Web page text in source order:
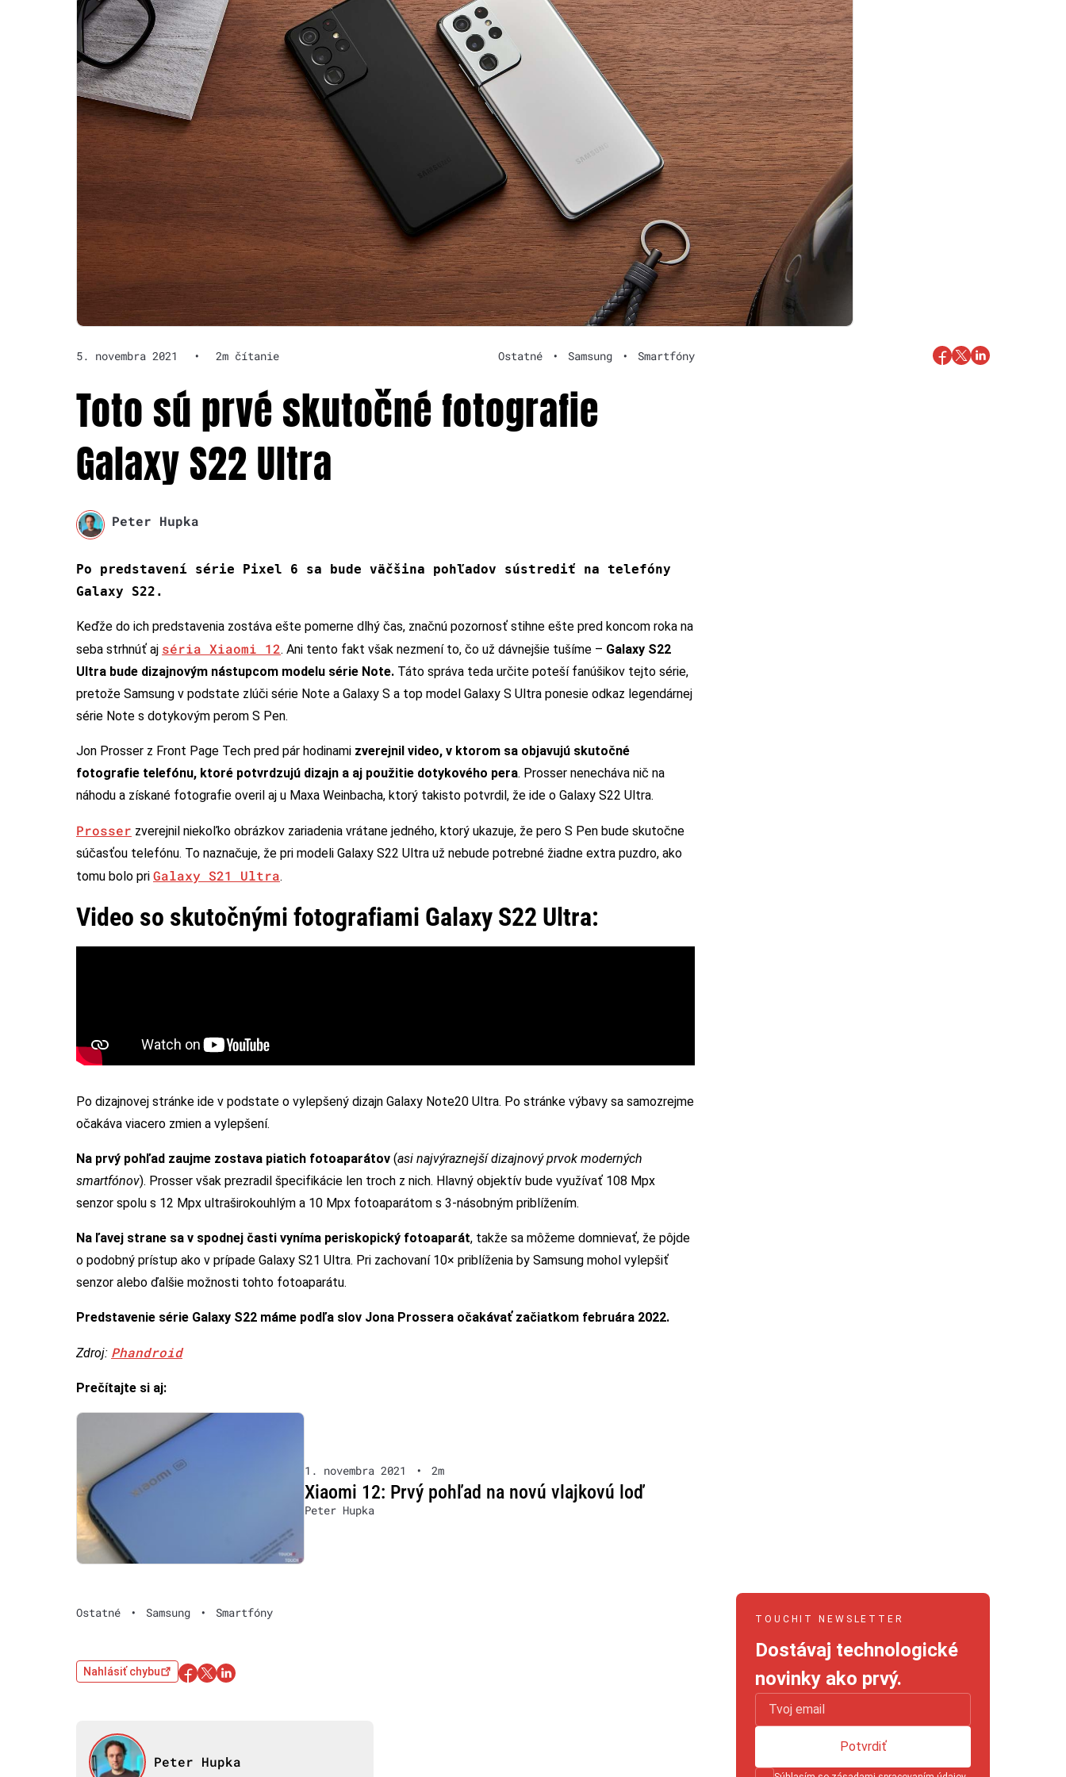
5. novembra 2021 • 2m čítanie Ostatné • Samsung • Smartfóny
Toto sú prvé skutočné fotografie
Galaxy S22 Ultra
Peter Hupka
Po predstavení série Pixel 6 sa bude väčšina pohľadov sústrediť na telefóny
Galaxy S22.
Keďže do ich predstavenia zostáva ešte pomerne dlhý čas, značnú pozornosť stihne ešte pred koncom roka na
seba strhnúť aj séria Xiaomi 12. Ani tento fakt však nezmení to, čo už dávnejšie tušíme – Galaxy S22
Ultra bude dizajnovým nástupcom modelu série Note. Táto správa teda určite poteší fanúšikov tejto série,
pretože Samsung v podstate zlúči série Note a Galaxy S a top model Galaxy S Ultra ponesie odkaz legendárnej
série Note s dotykovým perom S Pen.
Jon Prosser z Front Page Tech pred pár hodinami zverejnil video, v ktorom sa objavujú skutočné
fotografie telefónu, ktoré potvrdzujú dizajn a aj použitie dotykového pera. Prosser nenecháva nič na
náhodu a získané fotografie overil aj u Maxa Weinbacha, ktorý takisto potvrdil, že ide o Galaxy S22 Ultra.
Prosser zverejnil niekoľko obrázkov zariadenia vrátane jedného, ktorý ukazuje, že pero S Pen bude skutočne
súčasťou telefónu. To naznačuje, že pri modeli Galaxy S22 Ultra už nebude potrebné žiadne extra puzdro, ako
tomu bolo pri Galaxy S21 Ultra.
Video so skutočnými fotografiami Galaxy S22 Ultra:
Po dizajnovej stránke ide v podstate o vylepšený dizajn Galaxy Note20 Ultra. Po stránke výbavy sa samozrejme
očakáva viacero zmien a vylepšení.
Na prvý pohľad zaujme zostava piatich fotoaparátov (asi najvýraznejší dizajnový prvok moderných
smartfónov). Prosser však prezradil špecifikácie len troch z nich. Hlavný objektív bude využívať 108 Mpx
senzor spolu s 12 Mpx ultraširokouhlým a 10 Mpx fotoaparátom s 3-násobným priblížením.
Na ľavej strane sa v spodnej časti vyníma periskopický fotoaparát, takže sa môžeme domnievať, že pôjde
o podobný prístup ako v prípade Galaxy S21 Ultra. Pri zachovaní 10× priblíženia by Samsung mohol vylepšiť
senzor alebo ďalšie možnosti tohto fotoaparátu.
Predstavenie série Galaxy S22 máme podľa slov Jona Prossera očakávať začiatkom februára 2022.
Zdroj: Phandroid
Prečítajte si aj:
1. novembra 2021 • 2m
Xiaomi 12: Prvý pohľad na novú vlajkovú loď
Peter Hupka
Ostatné • Samsung • Smartfóny
Nahlásiť chybu
Peter Hupka
TOUCHIT NEWSLETTER
Dostávaj technologické
novinky ako prvý.
Potvrdiť